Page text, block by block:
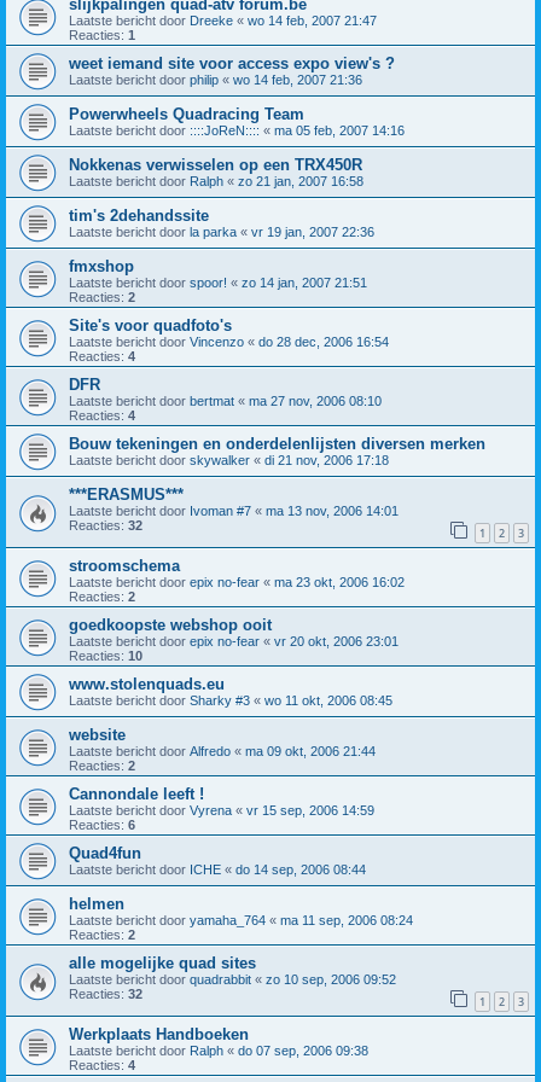
slijkpalingen quad-atv forum.be
Laatste bericht door Dreeke « wo 14 feb, 2007 21:47
Reacties: 1
weet iemand site voor access expo view's ?
Laatste bericht door philip « wo 14 feb, 2007 21:36
Powerwheels Quadracing Team
Laatste bericht door ::::JoReN:::: « ma 05 feb, 2007 14:16
Nokkenas verwisselen op een TRX450R
Laatste bericht door Ralph « zo 21 jan, 2007 16:58
tim's 2dehandssite
Laatste bericht door la parka « vr 19 jan, 2007 22:36
fmxshop
Laatste bericht door spoor! « zo 14 jan, 2007 21:51
Reacties: 2
Site's voor quadfoto's
Laatste bericht door Vincenzo « do 28 dec, 2006 16:54
Reacties: 4
DFR
Laatste bericht door bertmat « ma 27 nov, 2006 08:10
Reacties: 4
Bouw tekeningen en onderdelenlijsten diversen merken
Laatste bericht door skywalker « di 21 nov, 2006 17:18
***ERASMUS***
Laatste bericht door Ivoman #7 « ma 13 nov, 2006 14:01
Reacties: 32 1 2 3
stroomschema
Laatste bericht door epix no-fear « ma 23 okt, 2006 16:02
Reacties: 2
goedkoopste webshop ooit
Laatste bericht door epix no-fear « vr 20 okt, 2006 23:01
Reacties: 10
www.stolenquads.eu
Laatste bericht door Sharky #3 « wo 11 okt, 2006 08:45
website
Laatste bericht door Alfredo « ma 09 okt, 2006 21:44
Reacties: 2
Cannondale leeft !
Laatste bericht door Vyrena « vr 15 sep, 2006 14:59
Reacties: 6
Quad4fun
Laatste bericht door ICHE « do 14 sep, 2006 08:44
helmen
Laatste bericht door yamaha_764 « ma 11 sep, 2006 08:24
Reacties: 2
alle mogelijke quad sites
Laatste bericht door quadrabbit « zo 10 sep, 2006 09:52
Reacties: 32 1 2 3
Werkplaats Handboeken
Laatste bericht door Ralph « do 07 sep, 2006 09:38
Reacties: 4